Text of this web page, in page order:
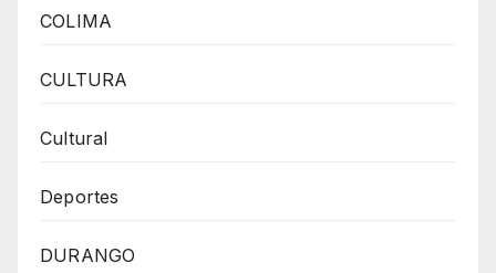
COLIMA
CULTURA
Cultural
Deportes
DURANGO